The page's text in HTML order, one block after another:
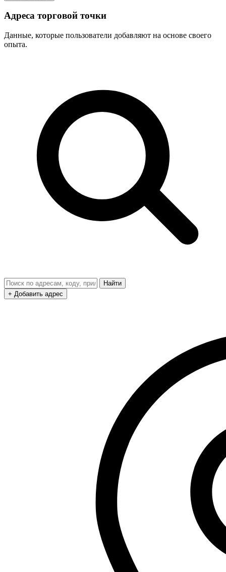
Адреса торговой точки
Данные, которые пользователи добавляют на основе своего
опыта.
Найти
+ Добавить адрес